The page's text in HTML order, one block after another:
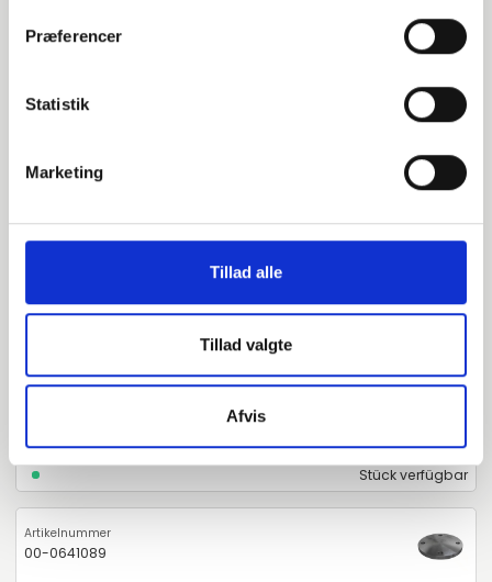
Præferencer
Statistik
Marketing
Tillad alle
Tillad valgte
Afvis
A
Stück verfügbar
80
-
Stück verfügbar
00-0641089